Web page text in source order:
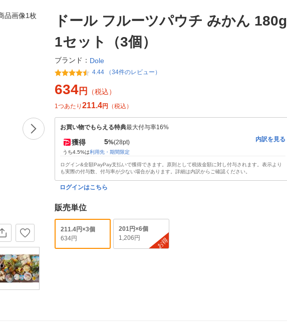
ドール フルーツパウチ みかん 180g
1セット（3個）
ブランド： Dole
4.44 （34件のレビュー）
634 円 （税込）
1つあたり 211.4円 （税込）
お買い物でもらえる特典最大付与率16%
獲得 5%(28pt)
うち4.5%は利用先・期間限定
内訳を見る
ログイン&全額PayPay支払いで獲得できます。原則として税抜金額に対し付与されます。表示より
も実際の付与数、付与率が少ない場合があります。詳細は内訳からご確認ください。
ログインはこちら
販売単位
211.4円×3個
634円
201円×6個
1,206円
お得